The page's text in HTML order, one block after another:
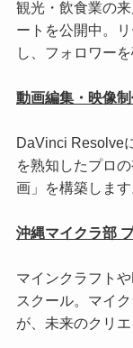
観光・飲食業の
ートを公開中。
し、フォロワー
動画編集・映像
DaVinci Resolve
を熟知したプロ
画」を構築します
沖縄マイクラ部
マインクラフト
スクール。マイ
が、未来のクリ